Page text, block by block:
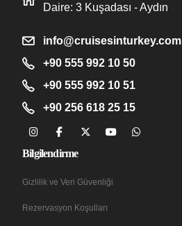
Daire: 3 Kuşadası - Aydın
info@cruisesinturkey.com
+90 555 992 10 50
+90 555 992 10 51
+90 256 618 25 15
Bilgilendirme
Gizlilik ve Veri Güvenliği
Rezervasyon Koşulları